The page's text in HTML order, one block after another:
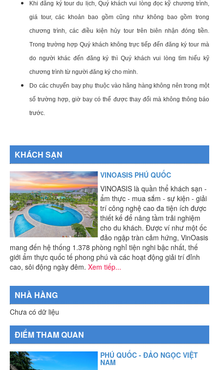
Khi đăng ký tour du lịch, Quý khách vui lòng đọc kỹ chương trình,
giá tour, các khoản bao gồm cũng như không bao gồm trong
chương trình, các điều kiện hủy tour trên biên nhận đóng tiền.
Trong trường hợp Quý khách không trực tiếp đến đăng ký tour mà
do người khác đến đăng ký thì Quý khách vui lòng tìm hiểu kỹ
chương trình từ người đăng ký cho mình.
Do các chuyến bay phụ thuộc vào hãng hàng không nên trong một
số trường hợp, giờ bay có thể được thay đổi mà không thông báo
trước.
KHÁCH SẠN
VINOASIS PHÚ QUỐC
VINOASIS là quần thể khách sạn -
ẩm thực - mua sắm - sự kiện - giải
trí công nghệ cao đa tiện ích được
thiết kế để nâng tầm trải nghiệm
cho du khách. Được ví như một ốc
đảo ngập tràn cảm hứng, VinOasis
mang đến hệ thống 1.378 phòng nghỉ tiện nghi bậc nhất, thế
giới ẩm thực quốc tế phong phú và các hoạt động giải trí đỉnh
cao, sôi động ngày đêm. Xem tiếp...
NHÀ HÀNG
Chưa có dữ liệu
ĐIỂM THAM QUAN
PHÚ QUỐC - ĐẢO NGỌC VIỆT
NAM